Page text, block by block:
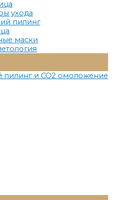
ухода
пилинг
маски
Меню
пилинг и СО2 омоложение